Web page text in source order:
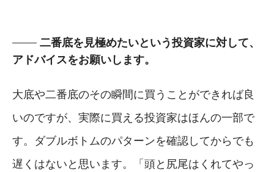
二番底を見極めたいという投資家に対して、
アドバイスをお願いします。
大底や二番底のその瞬間に買うことができれば良
いのですが、実際に買える投資家はほんの一部で
す。ダブルボトムのパターンを確認してからでも
遅くはないと思います。「頭と尻尾はくれてやっ